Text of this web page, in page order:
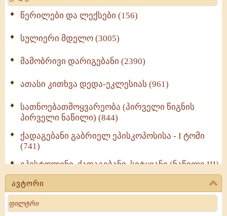
წერილები და ლექსები (156)
სულიერი მდელო (3005)
მამობრივი დარიგებანი (2390)
ათასი კითხვა დედა-ეკლესიას (961)
სათნოებათმოყვარეობა (პირველი წიგნის
პირველი ნაწილი) (844)
ქადაგებანი გაბრიელ ეპისკოპოსისა - I ტომი
(741)
ეპისტოლენი, ქადაგებანი, სიტყვანი (ნაწილი III)
(723)
მოძღვრის ძალზე სასარგებლო რჩევები
მრევლისათვის (545)
ავტორი
Search